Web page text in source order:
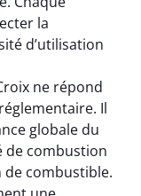
la
d’utilisation
ne répond
Il
globale du
de combustion
combustible.